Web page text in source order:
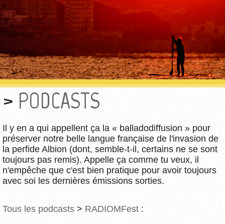
PODCASTS
Il y en a qui appellent ça la « balladodiffusion » pour
préserver notre belle langue française de l'invasion de
la perfide Albion (dont, semble-t-il, certains ne se sont
toujours pas remis). Appelle ça comme tu veux, il
n'empêche que c'est bien pratique pour avoir toujours
avec soi les dernières émissions sorties.
Tous les podcasts > RADIOMFest :